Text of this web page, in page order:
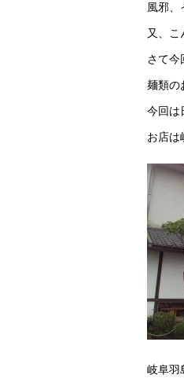
風邪、
又、こ
さて今
麺類の
今回は
お店は
岐阜羽